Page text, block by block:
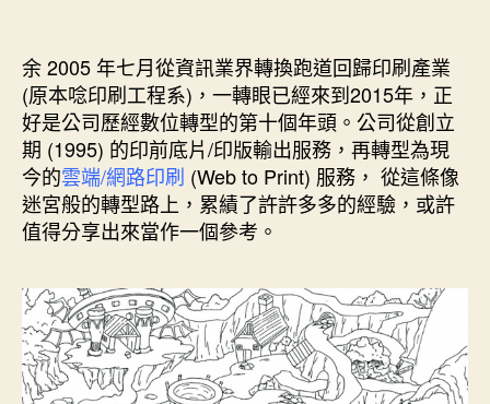
者
佈
日
期
余 2005 年七月從資訊業界轉換跑道回歸印刷產業
(原本唸印刷工程系)，一轉眼已經來到2015年，正
好是公司歷經數位轉型的第十個年頭。公司從創立
期 (1995) 的印前底片/印版輸出服務，再轉型為現
今的雲端/網路印刷 (Web to Print) 服務， 從這條像
迷宮般的轉型路上，累績了許許多多的經驗，或許
值得分享出來當作一個參考。